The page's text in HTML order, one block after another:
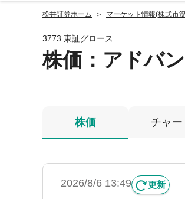
松井証券ホーム マーケット情報(株式市
3773 東証グロース
株価 ：アドバ
株価 チャー
2026/8/6 13:49 更新